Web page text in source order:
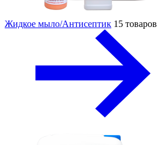
Жидкое мыло/Антисептик 15 товаров